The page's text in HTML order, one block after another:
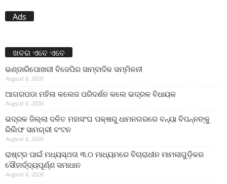
Ads
ଖବର ଏବେ ଏବେ
ଭଣ୍ଡାରିପୋଖରୀ ବିଜେପିର ସାମ୍ବାଦିକ ସମ୍ମିଳନୀ
August 6, 2026
ଆଗରପଡା ମହିଳା କଲେଜ ପରିଦର୍ଶନ କଲେ ଭଦ୍ରକ ବିଧାୟକ
August 6, 2026
ଭଦ୍ରକ ଜିଲ୍ଲା ଦଳିତ ମହାସଂଘ ପକ୍ଷରୁ ଧାମନଗରରେ ବନ୍ୟା ବିପନ୍ନଙ୍କୁ
ରିଲିଫ ସାମଗ୍ରୀ ବଂଟନ
August 6, 2026
ରାଷ୍ଟ୍ର ପାଇଁ ମଧ୍ୟସ୍ଥତା ୩.୦ ମାଧ୍ୟମରେ ବିଚାରାଧୀନ ମାମଲାଗୁଡ଼ିକର
ସୌହାର୍ଦ୍ଦ୍ୟପୂର୍ଣ୍ଣ ସମାଧାନ
August 6, 2026